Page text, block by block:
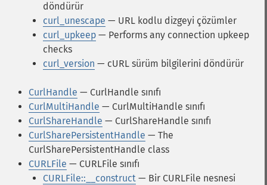
döndürür
curl_unescape — URL kodlu dizgeyi çözümler
curl_upkeep — Performs any connection upkeep
checks
curl_version — cURL sürüm bilgilerini döndürür
CurlHandle — CurlHandle sınıfı
CurlMultiHandle — CurlMultiHandle sınıfı
CurlShareHandle — CurlShareHandle sınıfı
CurlSharePersistentHandle — The
CurlSharePersistentHandle class
CURLFile — CURLFile sınıfı
CURLFile::__construct — Bir CURLFile nesnesi